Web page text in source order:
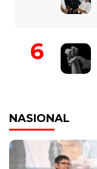
NASIONAL